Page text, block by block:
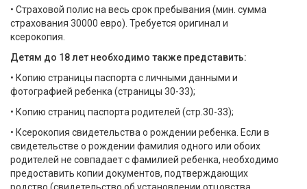
• Страховой полис на весь срок пребывания (мин. сумма
страхования 30000 евро). Требуется оригинал и
ксерокопия.
Детям до 18 лет необходимо также представить:
• Копию страницы паспорта с личными данными и
фотографией ребенка (страницы 30-33);
• Копию страниц паспорта родителей (стр.30-33);
• Ксерокопия свидетельства о рождении ребенка. Если в
свидетельстве о рождении фамилия одного или обоих
родителей не совпадает с фамилией ребенка, необходимо
предоставить копии документов, подтверждающих